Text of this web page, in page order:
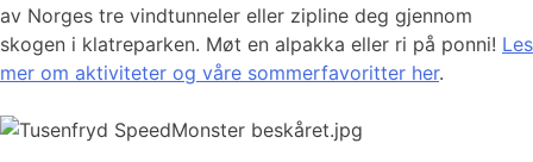
av Norges tre vindtunneler eller zipline deg gjennom
skogen i klatreparken. Møt en alpakka eller ri på ponni! Les
mer om aktiviteter og våre sommerfavoritter her.